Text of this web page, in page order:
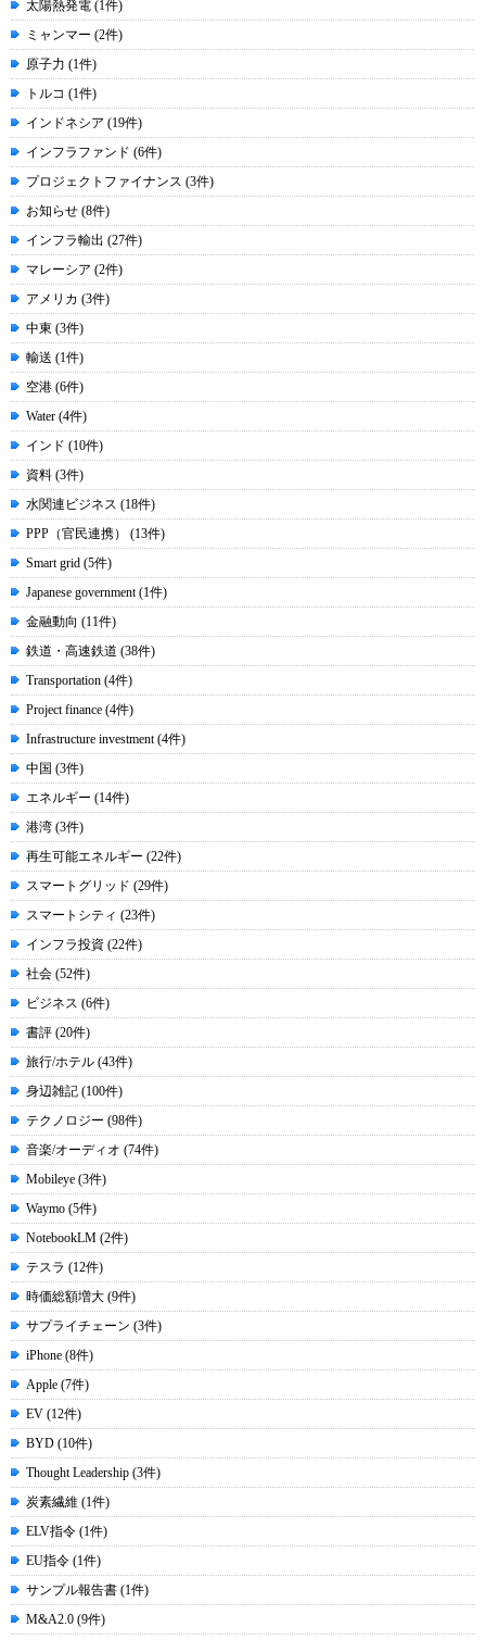
太陽熱発電 (1件)
ミャンマー (2件)
原子力 (1件)
トルコ (1件)
インドネシア (19件)
インフラファンド (6件)
プロジェクトファイナンス (3件)
お知らせ (8件)
インフラ輸出 (27件)
マレーシア (2件)
アメリカ (3件)
中東 (3件)
輸送 (1件)
空港 (6件)
Water (4件)
インド (10件)
資料 (3件)
水関連ビジネス (18件)
PPP（官民連携） (13件)
Smart grid (5件)
Japanese government (1件)
金融動向 (11件)
鉄道・高速鉄道 (38件)
Transportation (4件)
Project finance (4件)
Infrastructure investment (4件)
中国 (3件)
エネルギー (14件)
港湾 (3件)
再生可能エネルギー (22件)
スマートグリッド (29件)
スマートシティ (23件)
インフラ投資 (22件)
社会 (52件)
ビジネス (6件)
書評 (20件)
旅行/ホテル (43件)
身辺雑記 (100件)
テクノロジー (98件)
音楽/オーディオ (74件)
Mobileye (3件)
Waymo (5件)
NotebookLM (2件)
テスラ (12件)
時価総額増大 (9件)
サプライチェーン (3件)
iPhone (8件)
Apple (7件)
EV (12件)
BYD (10件)
Thought Leadership (3件)
炭素繊維 (1件)
ELV指令 (1件)
EU指令 (1件)
サンプル報告書 (1件)
M&A2.0 (9件)